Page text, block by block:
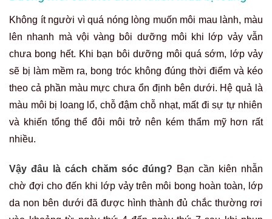
Không ít người vìquá nóng lòng muốn môi mau lành, màu
lên nhanh mà vội vàng bôi dưỡng môi khi lớp vảy vẫn
chưa bong hết. Khi bạn bôi dưỡng môi quá sớm, lớpvảy
sẽ bị làm mềm ra, bong tróc không đúng thời điểmvà kéo
theo cả phần màu mựcchưa ổn định bên dưới. Hệ quả là
màu môi bị loang lổ, chỗ đậm chỗ nhạt, mất đi sự tự nhiên
và khiến tổng thể đôi môi trở nên kém thẩm mỹ hơn rất
nhiều.
Vậy đâu là cách chăm sóc đúng? Bạn cần kiên nhẫn
chờ đợi cho đến khi lớp vảy trên môi bong hoàn toàn, lớp
da non bên dưới đã được hình thànhđủ chắc thường rơi